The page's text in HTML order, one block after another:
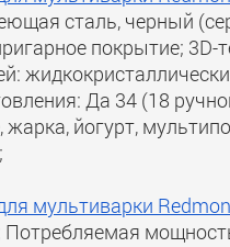
сталь, черный
покрытие; 3D-
Да 34 (18
йогурт,
мультиварки